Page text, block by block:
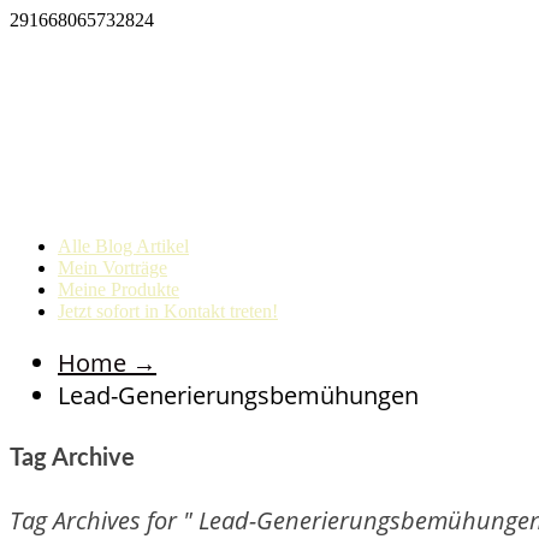
291668065732824
Alle Blog Artikel
Mein Vorträge
Meine Produkte
Jetzt sofort in Kontakt treten!
Home →
Lead-Generierungsbemühungen
Tag Archive
Tag Archives for " Lead-